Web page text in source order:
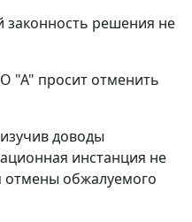
законность решения не
"А" просит отменить
доводы
инстанция не
отмены обжалуемого